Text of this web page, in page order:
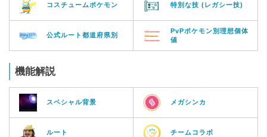
コスチュームポケモン 特別な技 (レガシー技)
公式ルート都道府県別
PvPポケモン別理想個体
値
機能解説
スペシャル背景 メガシンカ
ルート チームコラボ